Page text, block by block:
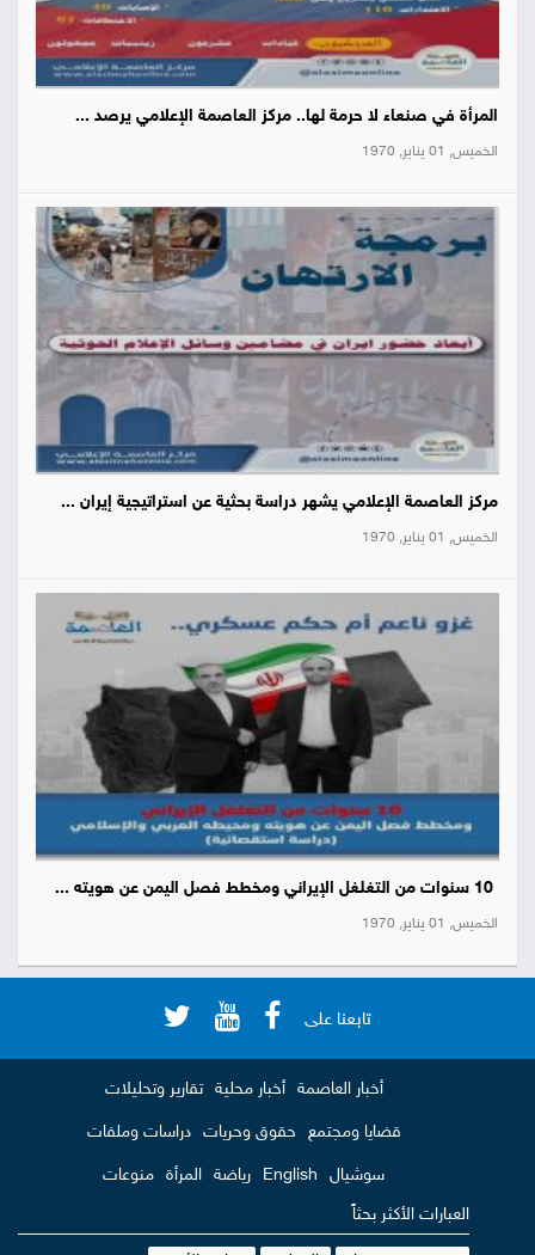
المرأة في صنعاء لا حرمة لها.. مركز العاصمة الإعلامي يرصد ...
الخميس, 01 يناير, 1970
مركز العاصمة الإعلامي يشهر دراسة بحثية عن استراتيجية إيران ...
الخميس, 01 يناير, 1970
الخميس, 01 يناير, 1970
تابعنا على
أخبار العاصمة أخبار محلية تقارير وتحليلات
قضايا ومجتمع حقوق وحريات دراسات وملفات
سوشيال English رياضة المرأة منوعات
العبارات الأكثر بحثاً